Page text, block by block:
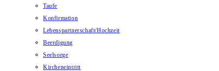
Taufe
Konfirmation
Lebenspartnerschaft/Hochzeit
Beerdigung
Seelsorge
Kircheneintritt